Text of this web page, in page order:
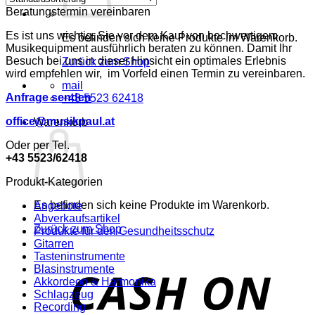
Es befinden sich keine Produkte im Warenkorb.
Zurück zum Shop
mail
+43 5523 62418
Warenkorb
Es befinden sich keine Produkte im Warenkorb.
Zurück zum Shop
Beratungstermin vereinbaren
Es ist uns wichtig, Sie vor dem Kauf von hochwertigem
Musikequipment ausführlich beraten zu können. Damit Ihr
Besuch bei uns in dieser Hinsicht ein optimales Erlebnis
wird empfehlen wir, im Vorfeld einen Termin zu vereinbaren.
Anfrage senden
office@musikpaul.at
Oder per Tel.
+43 5523/62418
Produkt-Kategorien
Angebote
Abverkaufsartikel
Produkte für den Gesundheitsschutz
Gitarren
Tasteninstrumente
Blasinstrumente
Akkordeon & Harmonika
Schlagzeug
Recording